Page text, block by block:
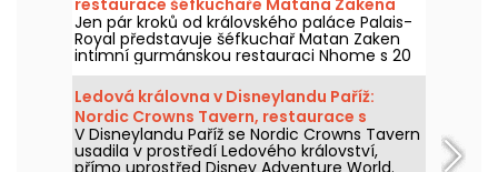
Jen pár kroků od královského paláce Palais-
Royal představuje šéfkuchař Matan Zaken
intimní gurmánskou restauraci Nhome s 20
místy a jedinečným a ambiciózním
degustačním menu.
Ledová královna v Disneylandu Paříž:
Nordic Crowns Tavern, restaurace s
autentickými severskými specialitami
V Disneylandu Paříž se Nordic Crowns Tavern
usadila v prostředí Ledového království,
přímo uprostřed Disney Adventure World.